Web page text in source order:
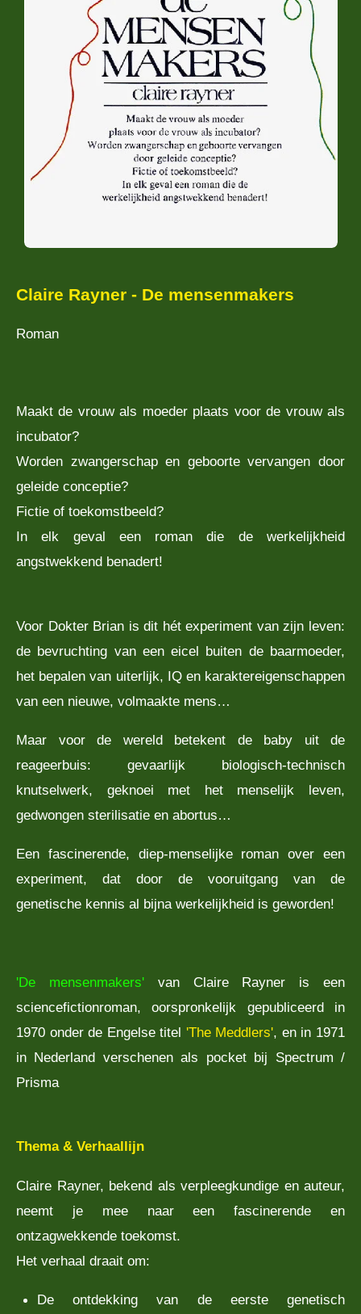
Claire Rayner - De mensenmakers
Roman
Maakt de vrouw als moeder plaats voor de vrouw als
incubator?
Worden zwangerschap en geboorte vervangen door
geleide conceptie?
Fictie of toekomstbeeld?
In elk geval een roman die de werkelijkheid
angstwekkend benadert!
Voor Dokter Brian is dit hét experiment van zijn leven:
de bevruchting van een eicel buiten de baarmoeder,
het bepalen van uiterlijk, IQ en karaktereigenschappen
van een nieuwe, volmaakte mens…
Maar voor de wereld betekent de baby uit de
reageerbuis: gevaarlijk biologisch-technisch
knutselwerk, geknoei met het menselijk leven,
gedwongen sterilisatie en abortus…
Een fascinerende, diep-menselijke roman over een
experiment, dat door de vooruitgang van de
genetische kennis al bijna werkelijkheid is geworden!
'De mensenmakers'
van Claire Rayner is een
sciencefictionroman, oorspronkelijk gepubliceerd in
1970 onder de Engelse titel 'The Meddlers', en in 1971
in Nederland verschenen als pocket bij Spectrum /
Prisma
Thema & Verhaallijn
Claire Rayner, bekend als verpleegkundige en auteur,
neemt je mee naar een fascinerende en
ontzagwekkende toekomst.
Het verhaal draait om:
De ontdekking van de eerste genetisch